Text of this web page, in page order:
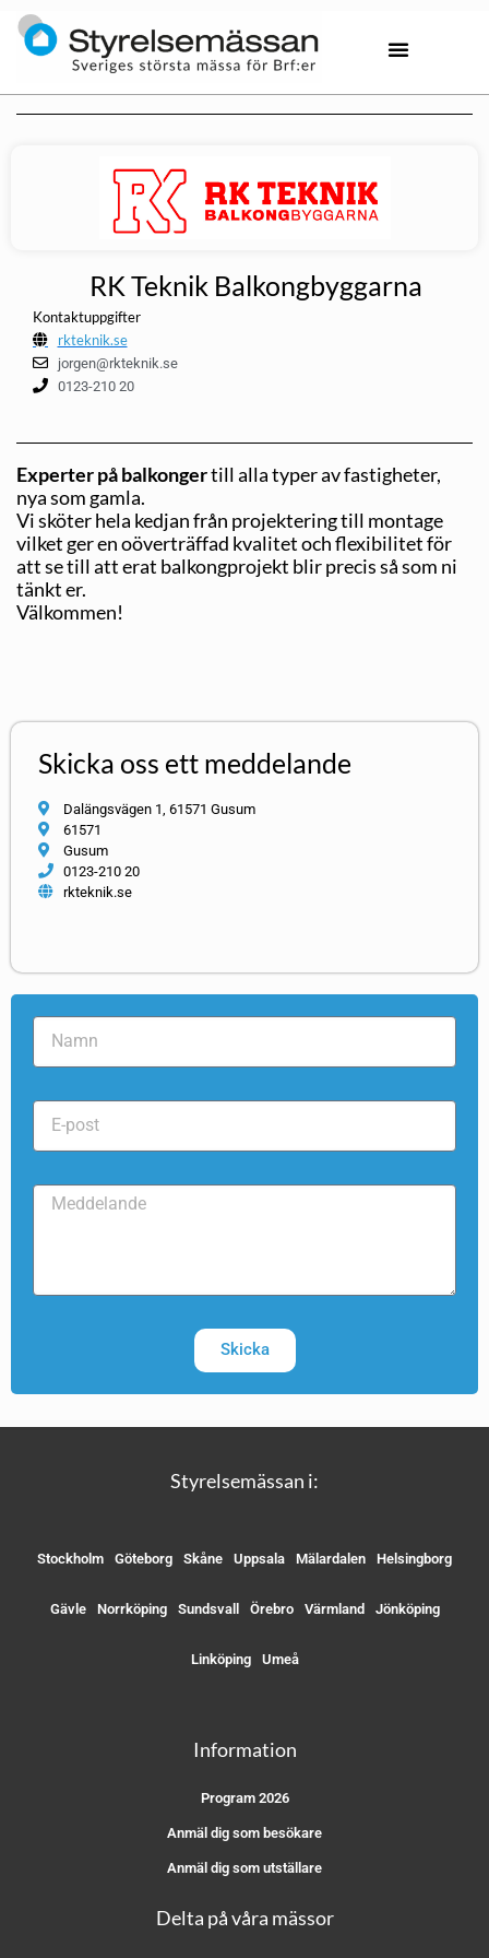
RK Teknik Balkongbyggarna
Kontaktuppgifter
rkteknik.se
jorgen@rkteknik.se
0123-210 20
Experter på balkongertill alla typer av fastigheter,
nya som gamla.
Vi sköter hela kedjan från projektering till montage
vilket ger en oöverträffad kvalitet och flexibilitet för
att se till att erat balkongprojekt blir precis så som ni
tänkt er.
Välkommen!
Skicka oss ett meddelande
Dalängsvägen 1, 61571 Gusum
61571
Gusum
0123-210 20
rkteknik.se
Skicka
Styrelsemässan i:
Stockholm Göteborg Skåne Uppsala Mälardalen Helsingborg
Gävle Norrköping Sundsvall Örebro Värmland Jönköping
Linköping Umeå
Information
Program 2026
Anmäl dig som besökare
Anmäl dig som utställare
Delta på våra mässor